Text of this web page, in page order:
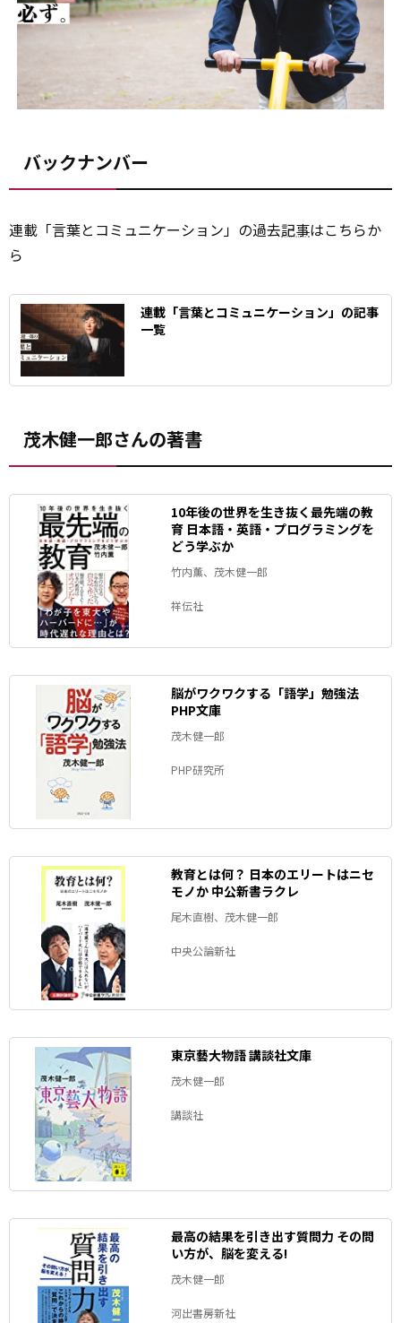
バックナンバー
連載「言葉とコミュニケーション」の過去記事はこちらか
ら
連載「言葉とコミュニケーション」の記事
一覧
茂木健一郎さんの著書
10年後の世界を生き抜く最先端の教
育 日本語・英語・プログラミングを
どう学ぶか
竹内薫、茂木健一郎
祥伝社
脳がワクワクする「語学」勉強法
PHP文庫
茂木健一郎
PHP研究所
教育とは何？ 日本のエリートはニセ
モノか 中公新書ラクレ
尾木直樹、茂木健一郎
中央公論新社
東京藝大物語 講談社文庫
茂木健一郎
講談社
最高の結果を引き出す質問力 その問
い方が、脳を変える!
茂木健一郎
河出書房新社